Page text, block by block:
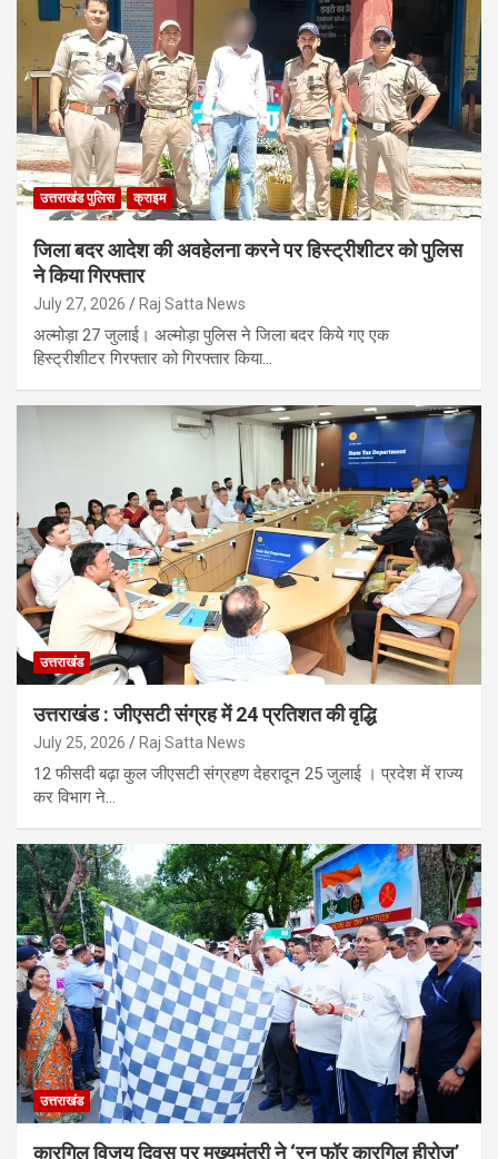
उत्तराखंड पुलिस क्राइम
जिला बदर आदेश की अवहेलना करने पर हिस्ट्रीशीटर को पुलिस
ने किया गिरफ्तार
July 27, 2026 Raj Satta News
अल्मोड़ा 27 जुलाई। अल्मोड़ा पुलिस ने जिला बदर किये गए एक
हिस्ट्रीशीटर गिरफ्तार को गिरफ्तार किया…
उत्तराखंड
उत्तराखंड : जीएसटी संग्रह में 24 प्रतिशत की वृद्धि
July 25, 2026 Raj Satta News
12 फीसदी बढ़ा कुल जीएसटी संग्रहण देहरादून 25 जुलाई । प्रदेश में राज्य
कर विभाग ने…
उत्तराखंड
कारगिल विजय दिवस पर मुख्यमंत्री ने ‘रन फॉर कारगिल हीरोज’